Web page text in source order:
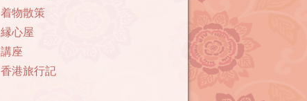
着物散策
縁心屋
講座
香港旅行記